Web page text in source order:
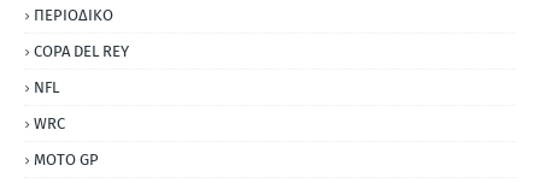
ΠΕΡΙΟΔΙΚΟ
COPA DEL REY
NFL
WRC
MOTO GP